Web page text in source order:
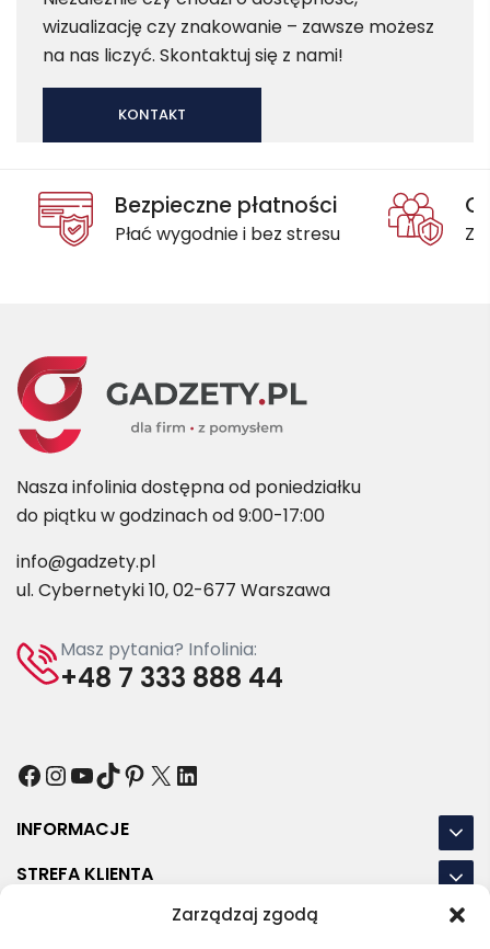
Zarządzaj zgodą
wizualizację czy znakowanie – zawsze możesz
na nas liczyć. Skontaktuj się z nami!
KONTAKT
Bezpieczne płatności
Płać wygodnie i bez stresu
Nasza infolinia dostępna od poniedziałku
do piątku w godzinach od 9:00-17:00
info@gadzety.pl
ul. Cybernetyki 10, 02-677 Warszawa
Masz pytania? Infolinia:
+48 7 333 888 44
Facebook
Instagram
YouTube
TikTok
Pinterest
X LinkedIn
INFORMACJE
STREFA KLIENTA
NASZE LOKALIZACJE